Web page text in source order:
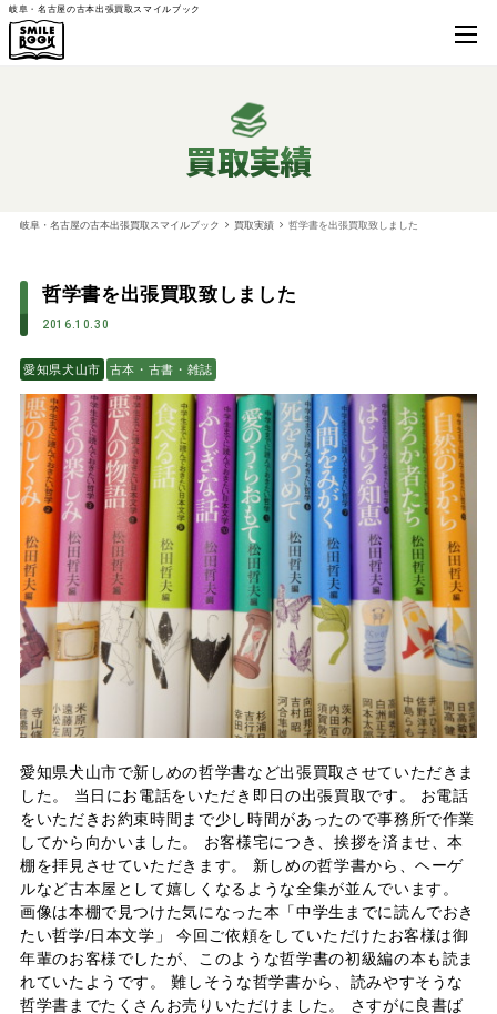
岐阜・名古屋の古本出張買取スマイルブック
買取実績
岐阜・名古屋の古本出張買取スマイルブック 買取実績 哲学書を出張買取致しました
哲学書を出張買取致しました
2016.10.30
愛知県犬山市 古本・古書・雑誌
愛知県犬山市で新しめの哲学書など出張買取させていただきま
した。 当日にお電話をいただき即日の出張買取です。 お電話
をいただきお約束時間まで少し時間があったので事務所で作業
してから向かいました。 お客様宅につき、挨拶を済ませ、本
棚を拝見させていただきます。 新しめの哲学書から、ヘーゲ
ルなど古本屋として嬉しくなるような全集が並んでいます。
画像は本棚で見つけた気になった本「中学生までに読んでおき
たい哲学/日本文学」 今回ご依頼をしていただけたお客様は御
年輩のお客様でしたが、このような哲学書の初級編の本も読ま
れていたようです。 難しそうな哲学書から、読みやすそうな
哲学書までたくさんお売りいただけました。 さすがに良書ば